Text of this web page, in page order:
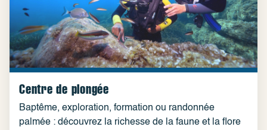
Centre de plongée
Baptême, exploration, formation ou randonnée
palmée : découvrez la richesse de la faune et la flore